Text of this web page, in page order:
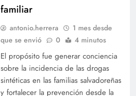
familiar
antonio.herrera
1 mes desde
que se envió
0 4 minutos
El propósito fue generar conciencia
sobre la incidencia de las drogas
sintéticas en las familias salvadoreñas
y fortalecer la prevención desde la